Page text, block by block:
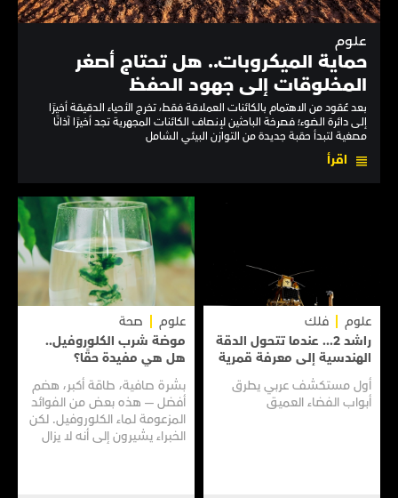
علوم
حماية الميكروبات.. هل تحتاج أصغر
المخلوقات إلى جهود الحفظ
بعد عُقود من الاهتمام بالكائنات العملاقة فقط، تخرج الأحياء الدقيقة أخيرًا
إلى دائرة الضوء؛ فصرخة الباحثين لإنصاف الكائنات المجهرية تجد أخيرًا آذانًا
مصغية لتبدأ حقبة جديدة من التوازن البيئي الشامل
اقرأ
علوم
فلك
راشد 2... عندما تتحول الدقة
الهندسية إلى معرفة قمرية
أول مستكشف عربي يطرق
أبواب الفضاء العميق
علوم
صحة
موضة شرب الكلوروفيل..
هل هي مفيدة حقًا؟
بشرة صافية، طاقة أكبر، هضم
أفضل — هذه بعض من الفوائد
المزعومة لماء الكلوروفيل. لكن
الخبراء يشيرون إلى أنه لا يزال